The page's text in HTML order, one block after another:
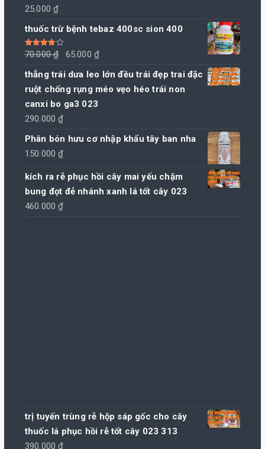
25.000₫
thuốc trừ bệnh tebaz 400sc sion 400
Được xếp
hạng 4.00
70.000₫
Giá
gốc
70.000 ₫.
65.000 ₫
hiện
tại
thẳng trái dưa leo lớn đều trái đẹp trai đặc
ruột chống rụng méo vẹo héo trái non
canxi bo ga3 023
290.000₫
Phân bón hưu cơ nhập khẩu tây ban nha
150.000₫
kích ra rễ phục hồi cây mai yếu chậm
bung đọt đẻ nhánh xanh lá tốt cây 023
460.000₫
trị tuyến trùng rễ hộp sáp gốc cho cây
thuốc lá phục hồi rễ tốt cây 023 313
390.000₫